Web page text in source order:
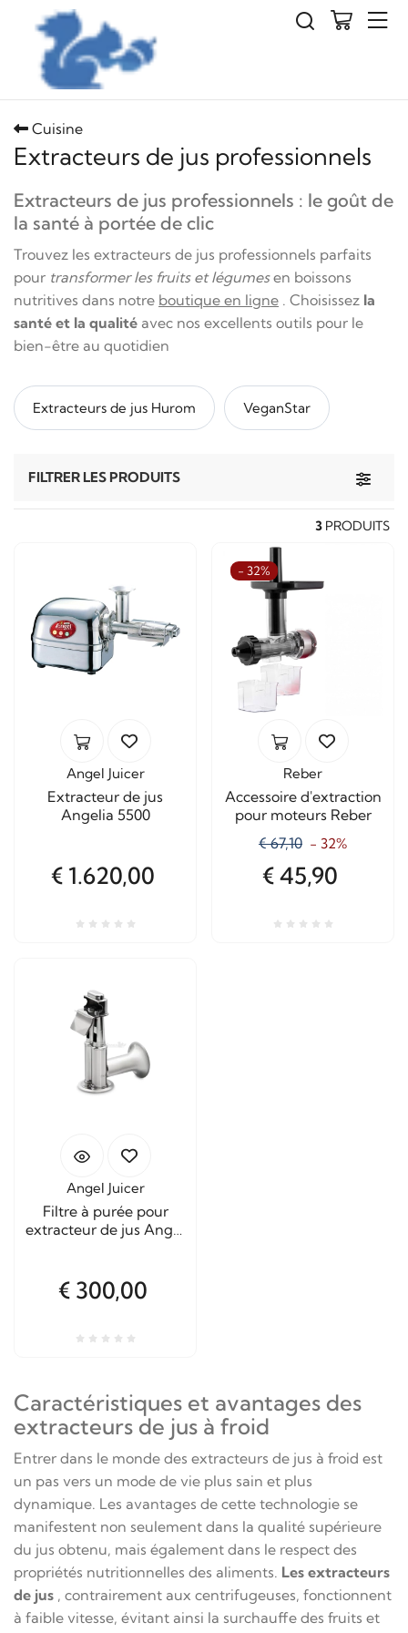
Cuisine
Extracteurs de jus professionnels
Extracteurs de jus professionnels : le goût de
la santé à portée de clic
Trouvez les extracteurs de jus professionnels parfaits
pour transformer les fruits et légumesen boissons
nutritives dans notre boutique en ligne . Choisissez la
santé et la qualité avec nos excellents outils pour le
bien-être au quotidien
Extracteurs de jus Hurom VeganStar
Toggle
FILTRER LES PRODUITS
3 PRODUITS
Angel Juicer
Extracteur de jus
Angelia 5500
€ 1.620,00
- 32%
Reber
Accessoire d'extraction
pour moteurs Reber
€ 67,10 - 32%
€ 45,90
Angel Juicer
Filtre à purée pour
extracteur de jus Angel
€ 300,00
Caractéristiques et avantages des
extracteurs de jus à froid
Entrer dans le monde des extracteurs de jus à froid est
un pas vers un mode de vie plus sain et plus
dynamique. Les avantages de cette technologie se
manifestent non seulement dans la qualité supérieure
du jus obtenu, mais également dans le respect des
propriétés nutritionnelles des aliments. Les extracteurs
de jus , contrairement aux centrifugeuses, fonctionnent
à faible vitesse, évitant ainsi la surchauffe des fruits et